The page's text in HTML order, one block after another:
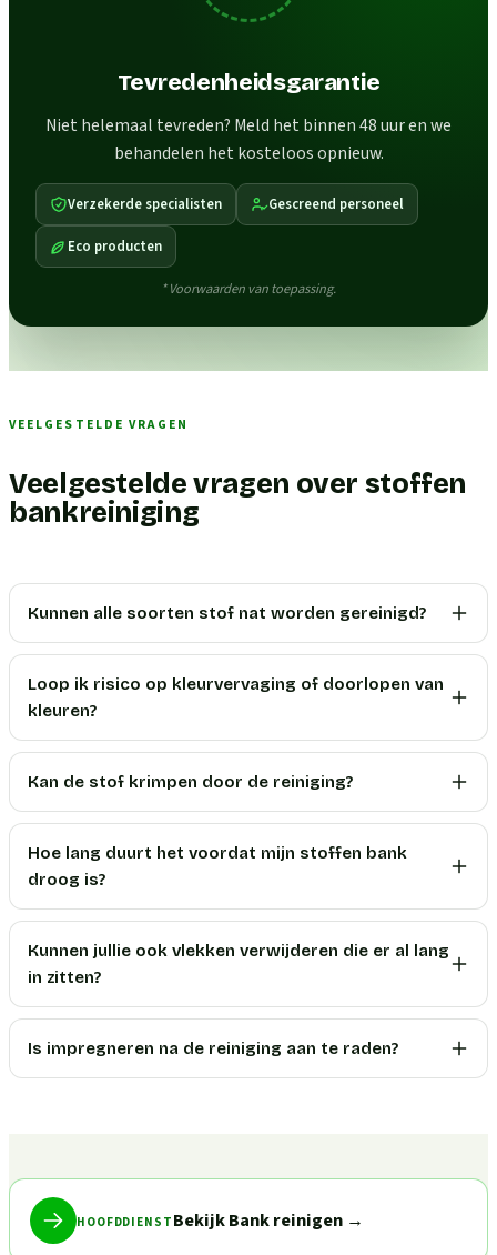
Tevredenheidsgarantie
Niet helemaal tevreden? Meld het binnen 48 uur en we
behandelen het kosteloos opnieuw.
Verzekerde specialisten Gescreend personeel
Eco producten
* Voorwaarden van toepassing.
VEELGESTELDE VRAGEN
Veelgestelde vragen over stoffen
bankreiniging
Kunnen alle soorten stof nat worden gereinigd?
Loop ik risico op kleurvervaging of doorlopen van
kleuren?
Kan de stof krimpen door de reiniging?
Hoe lang duurt het voordat mijn stoffen bank
droog is?
Kunnen jullie ook vlekken verwijderen die er al lang
in zitten?
Is impregneren na de reiniging aan te raden?
HOOFDDIENST Bekijk Bank reinigen→